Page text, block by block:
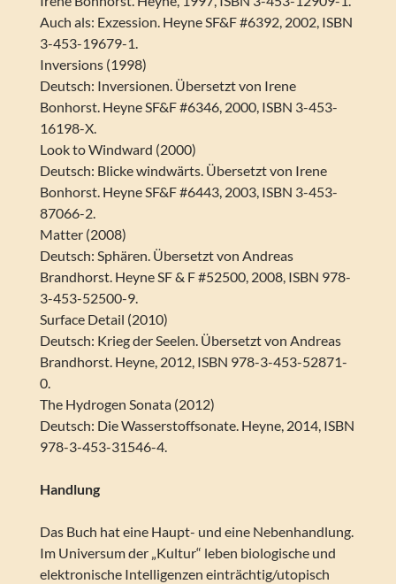
Auch als: Exzession. Heyne SF&F #6392, 2002, ISBN
3-453-19679-1.
Inversions (1998)
Deutsch: Inversionen. Übersetzt von Irene
Bonhorst. Heyne SF&F #6346, 2000, ISBN 3-453-
16198-X.
Look to Windward (2000)
Deutsch: Blicke windwärts. Übersetzt von Irene
Bonhorst. Heyne SF&F #6443, 2003, ISBN 3-453-
87066-2.
Matter (2008)
Deutsch: Sphären. Übersetzt von Andreas
Brandhorst. Heyne SF & F #52500, 2008, ISBN 978-
3-453-52500-9.
Surface Detail (2010)
Deutsch: Krieg der Seelen. Übersetzt von Andreas
Brandhorst. Heyne, 2012, ISBN 978-3-453-52871-
0.
The Hydrogen Sonata (2012)
Deutsch: Die Wasserstoffsonate. Heyne, 2014, ISBN
978-3-453-31546-4.
Handlung
Das Buch hat eine Haupt- und eine Nebenhandlung.
Im Universum der „Kultur“ leben biologische und
elektronische Intelligenzen einträchtig/utopisch